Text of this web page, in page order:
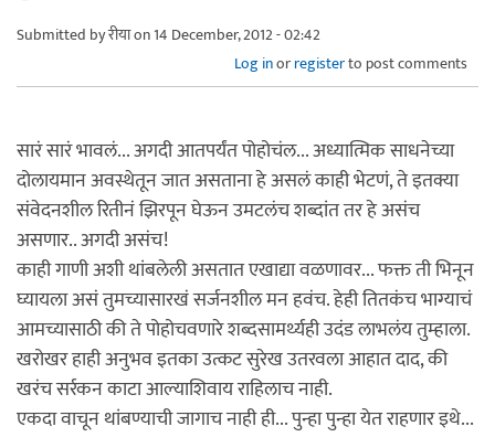
Submitted byरीयाon 14 December, 2012 - 02:42
Log inorregisterto post comments
सारं सारं भावलं... अगदी आतपर्यंत पोहोचंल... अध्यात्मिक साधनेच्या
दोलायमान अवस्थेतून जात असताना हे असलं काही भेटणं, ते इतक्या
संवेदनशील रितीनं झिरपून घेऊन उमटलंच शब्दांत तर हे असंच
असणार.. अगदी असंच!
काही गाणी अशी थांबलेली असतात एखाद्या वळणावर... फक्त ती भिनून
घ्यायला असं तुमच्यासारखं सर्जनशील मन हवंच. हेही तितकंच भाग्याचं
आमच्यासाठी की ते पोहोचवणारे शब्दसामर्थ्यही उदंड लाभलंय तुम्हाला.
खरोखर हाही अनुभव इतका उत्कट सुरेख उतरवला आहात दाद, की
खरंच सर्रकन काटा आल्याशिवाय राहिलाच नाही.
एकदा वाचून थांबण्याची जागाच नाही ही... पुन्हा पुन्हा येत राहणार इथे...